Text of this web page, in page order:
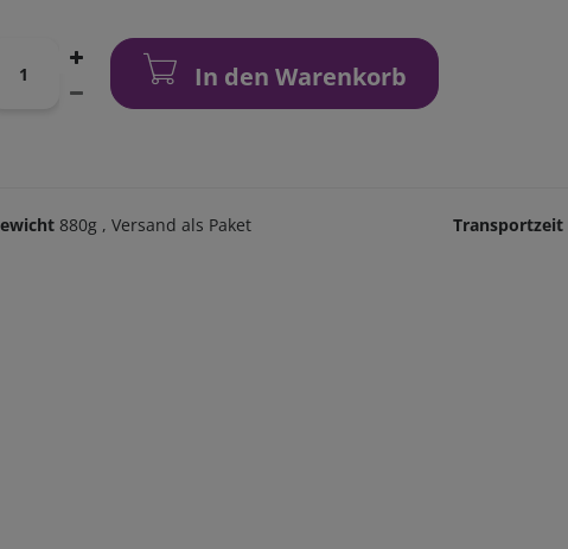
In den Warenkorb
880g , Versand als Paket Transportzeit